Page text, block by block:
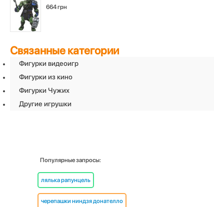
664 грн
Связанные категории
Фигурки видеоигр
Фигурки из кино
Фигурки Чужих
Другие игрушки
Популярные запросы:
лялька рапунцель
черепашки ниндзя донателло